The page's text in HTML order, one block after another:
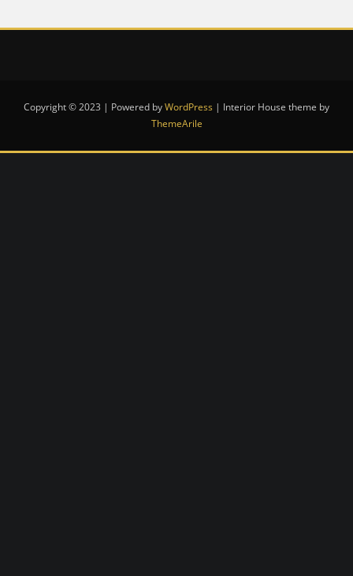
Copyright © 2023 | Powered byWordPress | Interior House theme by
ThemeArile